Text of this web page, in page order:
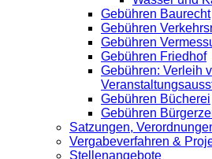
Gebühren Baurecht
Gebühren
Gebühren
Gebühren Friedhof
Gebühren: Verleih
Gebühren Bücherei
Gebühren
Satzungen,
Vergabeverfahren &
Stellenangebote